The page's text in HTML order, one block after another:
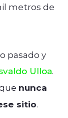
metros de
pasado y
Ulloa.
nunca
sitio.